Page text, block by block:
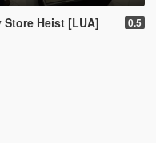
Heist [LUA] 0.5